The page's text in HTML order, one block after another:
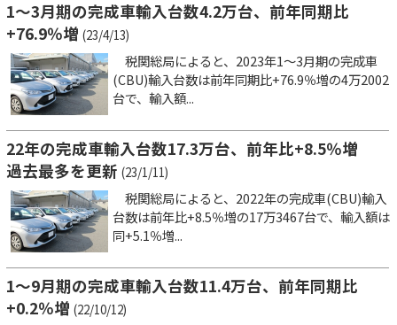
1～3月期の完成車輸入台数4.2万台、前年同期比
+76.9％増 (23/4/13)
税関総局によると、2023年1～3月期の完成車
(CBU)輸入台数は前年同期比+76.9％増の4万2002
台で、輸入額...
22年の完成車輸入台数17.3万台、前年比+8.5％増
過去最多を更新 (23/1/11)
税関総局によると、2022年の完成車(CBU)輸入
台数は前年比+8.5％増の17万3467台で、輸入額は
同+5.1％増...
1～9月期の完成車輸入台数11.4万台、前年同期比
+0.2％増 (22/10/12)